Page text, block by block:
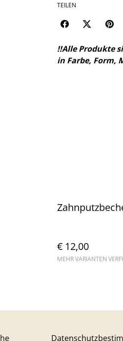
TEILEN
!!Alle Produkte
in Farbe, Form,
€ 12,00
MEHR VARIANTEN